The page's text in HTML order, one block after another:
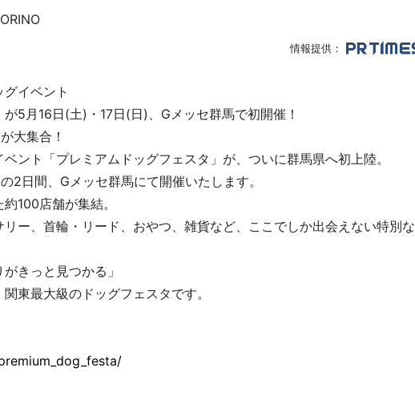
情報提供：
イベント
が5月16日(土)・17日(日)、Gメッセ群馬で初開催！
大集合！
ント「プレミアムドッグフェスタ」が、ついに群馬県へ初上陸。
2日間、Gメッセ群馬にて開催いたします。
100店舗が集結。
ー、首輪・リード、おやつ、雑貨など、ここでしか出会えない特別な
きっと見つかる」
東最大級のドッグフェスタです。